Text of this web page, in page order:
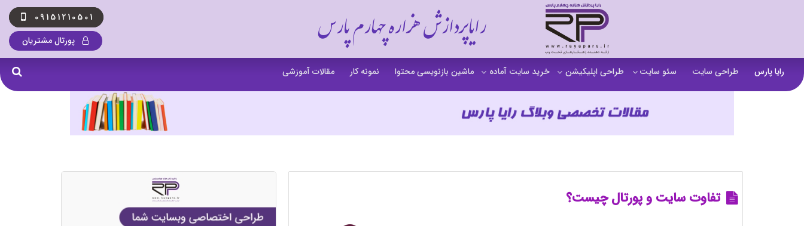
رایاپردازش هزاره چهارم پارس
09151210501
پورتال مشتریان
رایا پارس طراحی سایت سئو سایت
آنالیز سایت
سئو خارجی و ساخت بک لینک
طراحی اپلیکیشن
اپلیکیشن فروشگاهی
خرید سایت آماده
خرید سایت گردشگری
خرید سایت شرکتی
ماشین بازنویسی محتوا نمونه کار مقالات آموزشی
تفاوت سایت و پورتال چیست؟